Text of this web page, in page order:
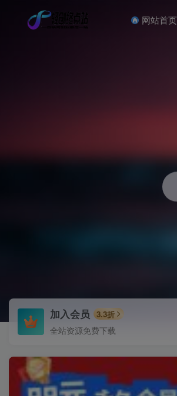
网站首页
加入会员 3.3折
全站资源免费下载